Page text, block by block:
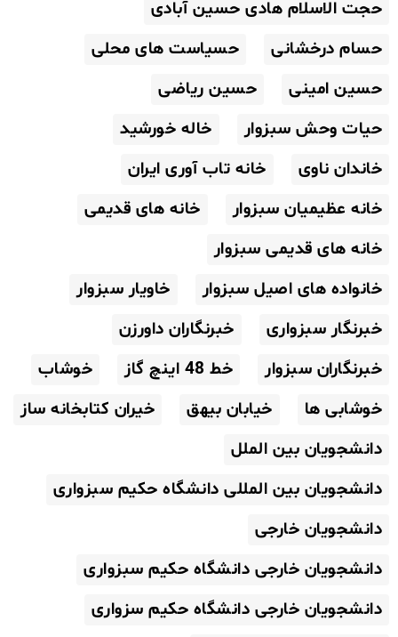
حجت الاسلام هادی حسین آبادی
حسام درخشانی
حسیاست های محلی
حسین امینی
حسین ریاضی
حیات وحش سبزوار
خاله خورشید
خاندان ناوی
خانه تاب آوری ایران
خانه عظیمیان سبزوار
خانه های قدیمی
خانه های قدیمی سبزوار
خانواده های اصیل سبزوار
خاویار سبزوار
خبرنگار سبزواری
خبرنگاران داورزن
خبرنگاران سبزوار
خط 48 اینچ گاز
خوشاب
خوشابی ها
خیابان بیهق
خیران کتابخانه ساز
دانشجویان بین الملل
دانشجویان بین المللی دانشگاه حکیم سبزواری
دانشجویان خارجی
دانشجویان خارجی دانشگاه حکیم سبزواری
دانشجویان خارجی دانشگاه حکیم سزواری